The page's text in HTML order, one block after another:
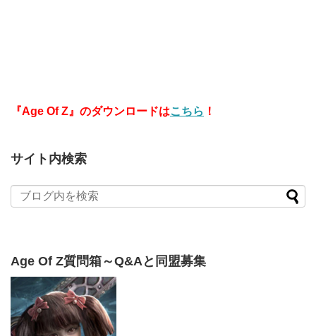
『Age Of Z』のダウンロードはこちら ！
サイト内検索
Age Of Z質問箱～Q&Aと同盟募集